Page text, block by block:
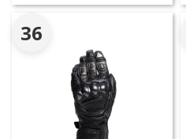
ジェネレーター(ガス発生器本体)
の交換が必要です。
36